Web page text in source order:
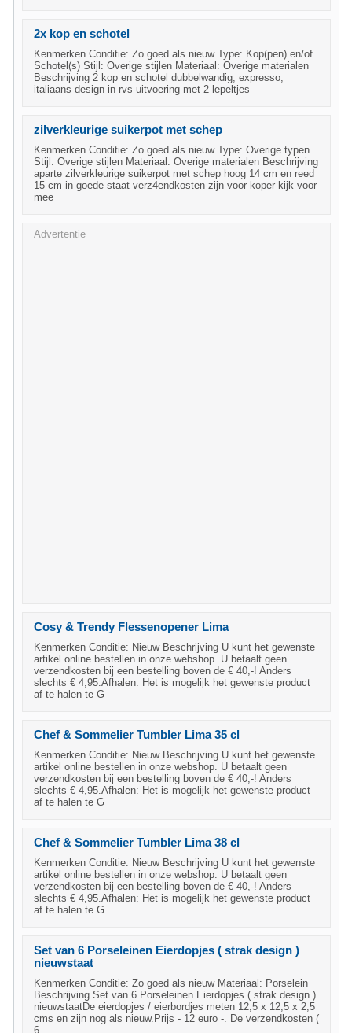
2x kop en schotel
Kenmerken Conditie: Zo goed als nieuw Type: Kop(pen) en/of
Schotel(s) Stijl: Overige stijlen Materiaal: Overige materialen
Beschrijving 2 kop en schotel dubbelwandig, expresso,
italiaans design in rvs-uitvoering met 2 lepeltjes
zilverkleurige suikerpot met schep
Kenmerken Conditie: Zo goed als nieuw Type: Overige typen
Stijl: Overige stijlen Materiaal: Overige materialen Beschrijving
aparte zilverkleurige suikerpot met schep hoog 14 cm en reed
15 cm in goede staat verz4endkosten zijn voor koper kijk voor
mee
Advertentie
Cosy & Trendy Flessenopener Lima
Kenmerken Conditie: Nieuw Beschrijving U kunt het gewenste
artikel online bestellen in onze webshop. U betaalt geen
verzendkosten bij een bestelling boven de € 40,-! Anders
slechts € 4,95.Afhalen: Het is mogelijk het gewenste product
af te halen te G
Chef & Sommelier Tumbler Lima 35 cl
Kenmerken Conditie: Nieuw Beschrijving U kunt het gewenste
artikel online bestellen in onze webshop. U betaalt geen
verzendkosten bij een bestelling boven de € 40,-! Anders
slechts € 4,95.Afhalen: Het is mogelijk het gewenste product
af te halen te G
Chef & Sommelier Tumbler Lima 38 cl
Kenmerken Conditie: Nieuw Beschrijving U kunt het gewenste
artikel online bestellen in onze webshop. U betaalt geen
verzendkosten bij een bestelling boven de € 40,-! Anders
slechts € 4,95.Afhalen: Het is mogelijk het gewenste product
af te halen te G
Set van 6 Porseleinen Eierdopjes ( strak design )
nieuwstaat
Kenmerken Conditie: Zo goed als nieuw Materiaal: Porselein
Beschrijving Set van 6 Porseleinen Eierdopjes ( strak design )
nieuwstaatDe eierdopjes / eierbordjes meten 12,5 x 12,5 x 2,5
cms en zijn nog als nieuw.Prijs - 12 euro -. De verzendkosten (
6,